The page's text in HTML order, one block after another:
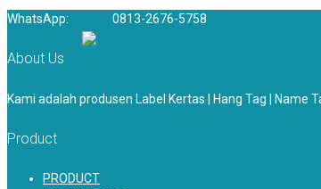
WhatsApp: 0813-2676-5758
About Us
Kami adalah produsen Label Kertas | Hang Tag | Name
Product
PRODUCT